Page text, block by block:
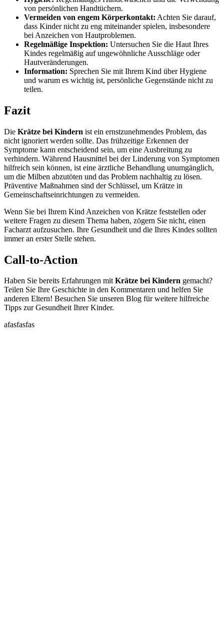
von persönlichen Handtüchern.
Vermeiden von engem Körperkontakt: Achten Sie darauf,
dass Kinder nicht zu eng miteinander spielen, insbesondere
bei Anzeichen von Hautproblemen.
Regelmäßige Inspektion: Untersuchen Sie die Haut Ihres
Kindes regelmäßig auf ungewöhnliche Ausschläge oder
Hautveränderungen.
Information: Sprechen Sie mit Ihrem Kind über Hygiene
und warum es wichtig ist, persönliche Gegenstände nicht zu
teilen.
Fazit
Die Krätze bei Kindern ist ein ernstzunehmendes Problem, das
nicht ignoriert werden sollte. Das frühzeitige Erkennen der
Symptome kann entscheidend sein, um eine Ausbreitung zu
verhindern. Während Hausmittel bei der Linderung von Symptomen
hilfreich sein können, ist eine ärztliche Behandlung unumgänglich,
um die Milben abzutöten und das Problem nachhaltig zu lösen.
Präventive Maßnahmen sind der Schlüssel, um Krätze in
Gemeinschaftseinrichtungen zu vermeiden.
Wenn Sie bei Ihrem Kind Anzeichen von Krätze feststellen oder
weitere Fragen zu diesem Thema haben, zögern Sie nicht, einen
Facharzt aufzusuchen. Ihre Gesundheit und die Ihres Kindes sollten
immer an erster Stelle stehen.
Call-to-Action
Haben Sie bereits Erfahrungen mitKrätze bei Kindern gemacht?
Teilen Sie Ihre Geschichte in den Kommentaren und helfen Sie
anderen Eltern! Besuchen Sie unseren Blog für weitere hilfreiche
Tipps zur Gesundheit Ihrer Kinder.
afasfasfas